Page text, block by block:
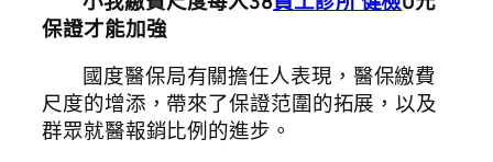
保證才能加強
國度醫保局有關擔任人表現，醫保繳費
尺度的增添，帶來了保證范圍的拓展，以及
群眾就醫報銷比例的進步。